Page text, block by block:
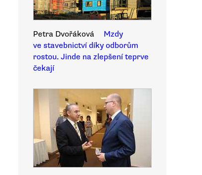
Petra Dvořáková
Mzdy
ve stavebnictví díky odborům
rostou. Jinde na zlepšení teprve
čekají